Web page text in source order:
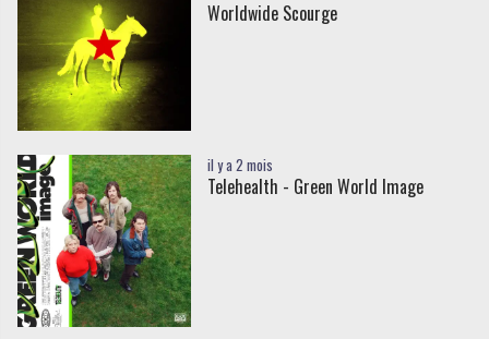
Worldwide Scourge
il y a 2 mois
Telehealth - Green World Image